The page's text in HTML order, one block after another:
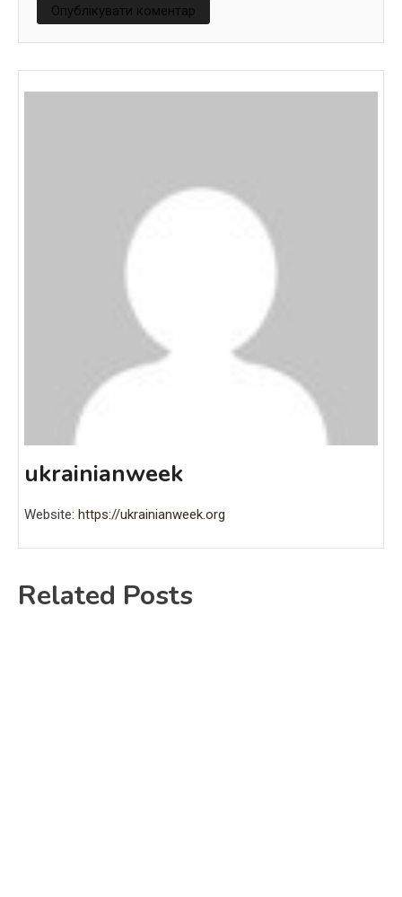
ukrainianweek
Website: https://ukrainianweek.org
Related Posts